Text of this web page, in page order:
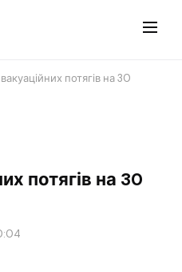
потягів на 30
потягів на 30